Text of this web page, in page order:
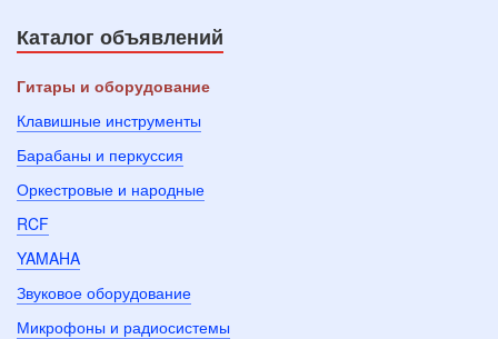
Каталог объявлений
Гитары и оборудование
Клавишные инструменты
Барабаны и перкуссия
Оркестровые и народные
RCF
YAMAHA
Звуковое оборудование
Микрофоны и радиосистемы